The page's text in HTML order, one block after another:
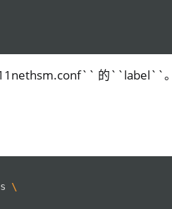
的``label``
\